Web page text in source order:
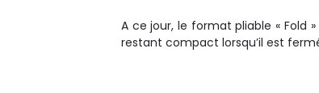
A ce jour, le format pliable « Fold
restant compact lorsqu’il est